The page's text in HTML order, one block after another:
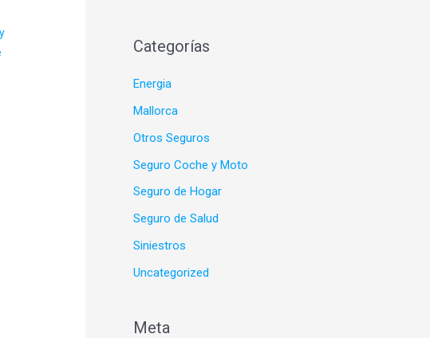
Categorías
Energia
Mallorca
Otros Seguros
Seguro Coche y Moto
Seguro de Hogar
Seguro de Salud
Siniestros
Uncategorized
Meta